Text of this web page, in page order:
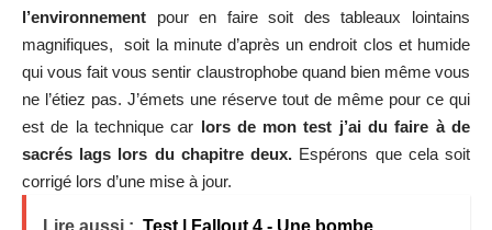
l’environnement pour en faire soit des tableaux lointains
magnifiques, soit la minute d’après un endroit clos et humide
qui vous fait vous sentir claustrophobe quand bien même vous
ne l’étiez pas. J’émets une réserve tout de même pour ce qui
est de la technique car lors de mon test j’ai du faire à de
sacrés lags lors du chapitre deux. Espérons que cela soit
corrigé lors d’une mise à jour.
Lire aussi : Test | Fallout 4 - Une bombe